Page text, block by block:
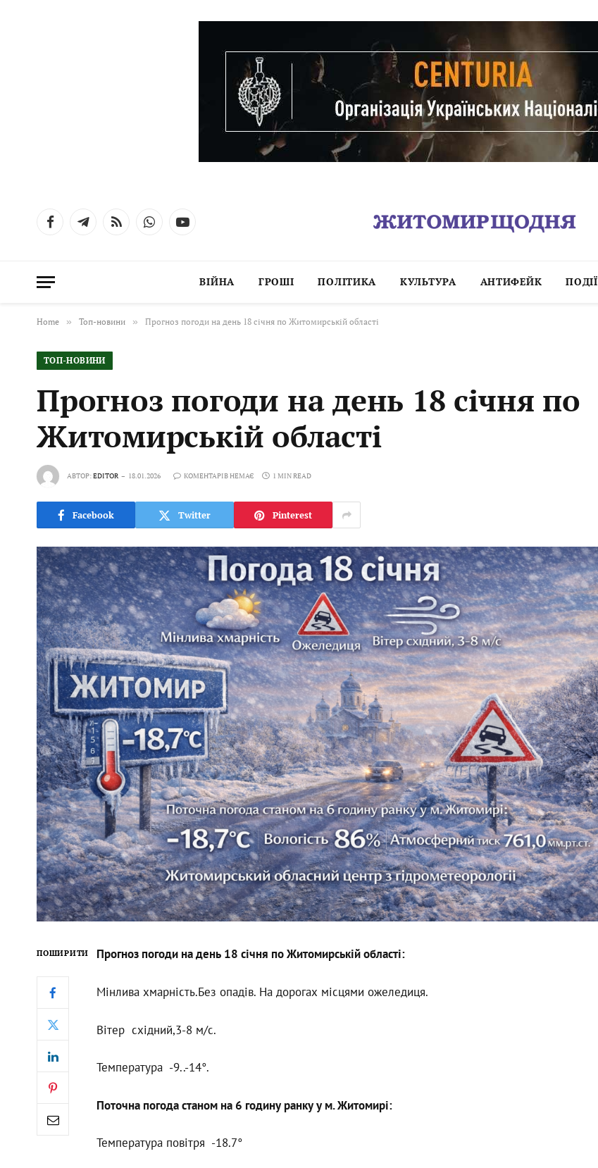
FacebookTelegramRSS WhatsAppYouTube
ВІЙНА ГРОШІ ПОЛІТИКА КУЛЬТУРА АНТИФЕЙК ПОДІЇ
Home » Топ-новини » Прогноз погоди на день 18 січня по Житомирській області
ТОП-НОВИНИ
Прогноз погоди на день 18 січня по
Житомирській області
АВТОР:EDITOR 18.01.2026 КОМЕНТАРІВ НЕМАЄ 1 MIN READ
Facebook Twitter Pinterest
ПОШИРИТИ Прогноз погоди на день 18 січня по Житомирській області:
Мінлива хмарність.Без опадів. На дорогах місцями ожеледиця.
Вітер східний,3-8 м/с.
Температура -9..-14°.
Поточна погода станом на 6 годину ранку у м. Житомирі:
Температура повітря -18.7°